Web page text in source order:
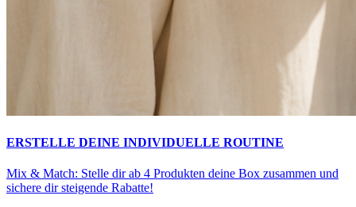
ERSTELLE DEINE INDIVIDUELLE ROUTINE
Mix & Match: Stelle dir ab 4 Produkten deine Box zusammen und
sichere dir steigende Rabatte!